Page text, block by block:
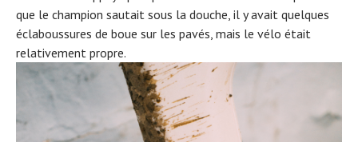
que le champion sautait sous la douche, il y avait quelques
éclaboussures de boue sur les pavés, mais le vélo était
relativement propre.